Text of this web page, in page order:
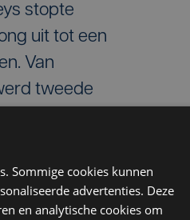
stopte
uit tot een
Van
tweede
Sommige cookies kunnen
advertenties. Deze
en analytische cookies om